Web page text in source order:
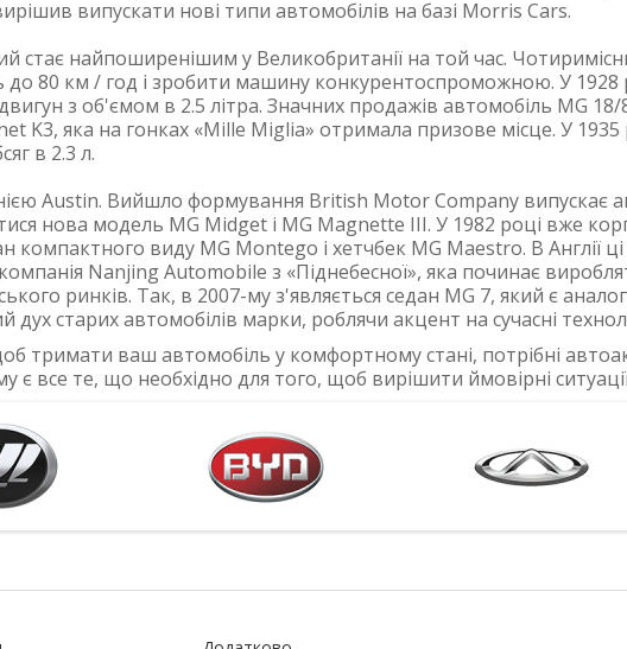
випускати нові типи автомобілів на базі Morris Cars.
стає найпоширенішим у Великобританії на той час.
до 80 км / год і зробити машину конкурентоспроможною. У
з об'ємом в 2.5 літра. Значних продажів автомобіль MG
K3, яка на гонках «Mille Miglia» отримала призове місце. У
в 2.3 л.
Austin. Вийшло формування British Motor Company випускає
нова модель MG Midget і MG Magnette III. У 1982 році вже
виду MG Montego і хетчбек MG Maestro. В Англії
Nanjing Automobile з «Піднебесної», яка починає
ринків. Так, в 2007-му з'являється седан MG 7, який є
старих автомобілів марки, роблячи акцент на сучасні
тримати ваш автомобіль у комфортному стані, потрібні
є все те, що необхідно для того, щоб вирішити ймовірні